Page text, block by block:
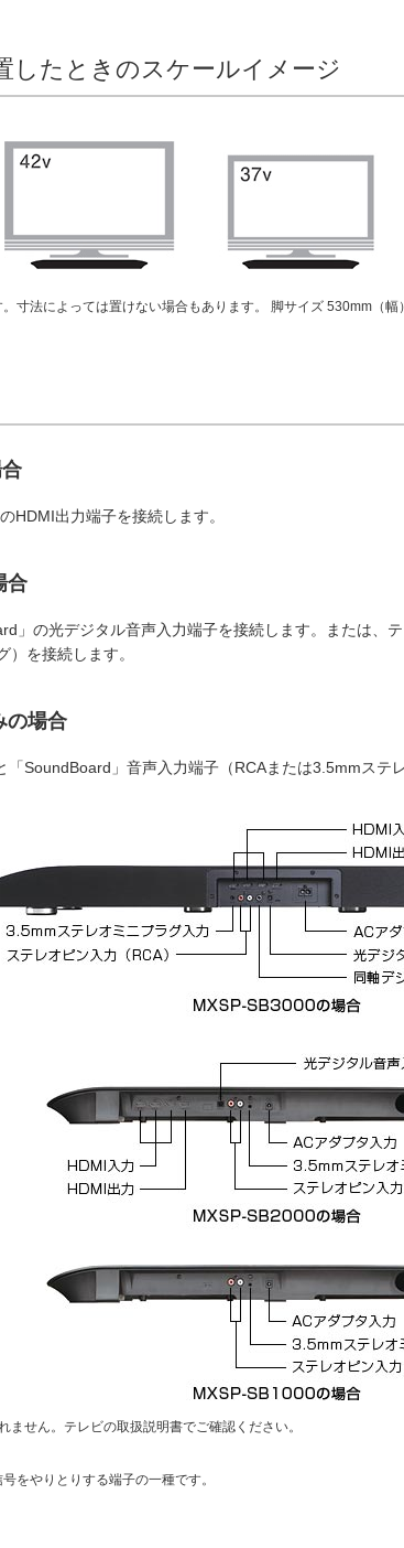
したときのスケールイメージ
寸法によっては置けない場合もあります。 脚サイズ 530mm（
HDMI出力端子を接続します。
合
」の光デジタル音声入力端子を接続します。または、
を接続します。
の場合
SoundBoard」音声入力端子（RCAまたは3.5mmステ
せん。テレビの取扱説明書でご確認ください。
をやりとりする端子の一種です。